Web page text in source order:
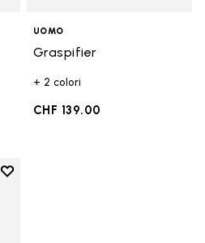
UOMO
Graspifier
+ 2 colori
CHF 139.00
Add to wishlist